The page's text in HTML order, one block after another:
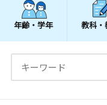
年齢・学年 教科・